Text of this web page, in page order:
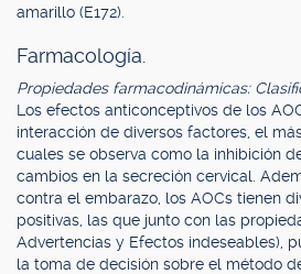
amarillo (E172).
Farmacología.
Propiedades farmacodinámicas:
Los efectos anticonceptivos de los
interacción de diversos factores, el
cuales se observa como la inhibición
cambios en la secreción cervical.
contra el embarazo, los AOCs tienen
positivas, las que junto con las
Advertencias y Efectos indeseables),
la toma de decisión sobre el método